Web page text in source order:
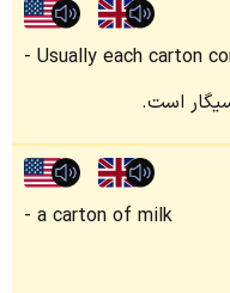
Usually each carton
است.
a carton of milk